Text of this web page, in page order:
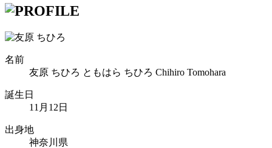
名前
友原 ちひろ ともはら ちひろ Chihiro Tomohara
誕生日
11月12日
出身地
神奈川県